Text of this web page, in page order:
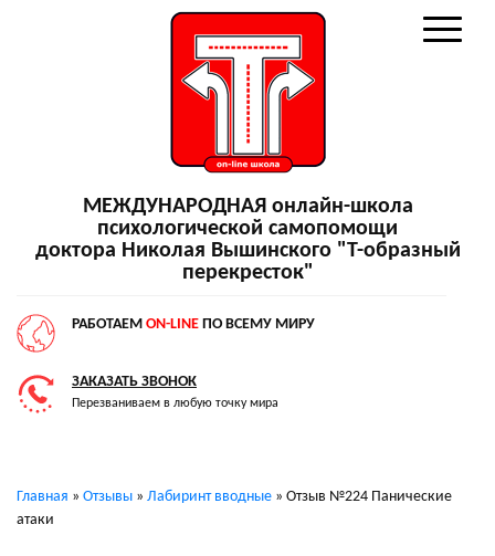
МЕЖДУНАРОДНАЯ онлайн-школа
психологической самопомощи
доктора Николая Вышинского "Т-образный
перекресток"
РАБОТАЕМ ON-LINE ПО ВСЕМУ МИРУ
ЗАКАЗАТЬ ЗВОНОК
Перезваниваем в любую точку мира
Главная » Отзывы » Лабиринт вводные » Отзыв №224 Панические
атаки